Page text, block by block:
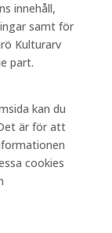
innehåll,
samt för
Kulturarv
part.
kan du
är för att
cookies